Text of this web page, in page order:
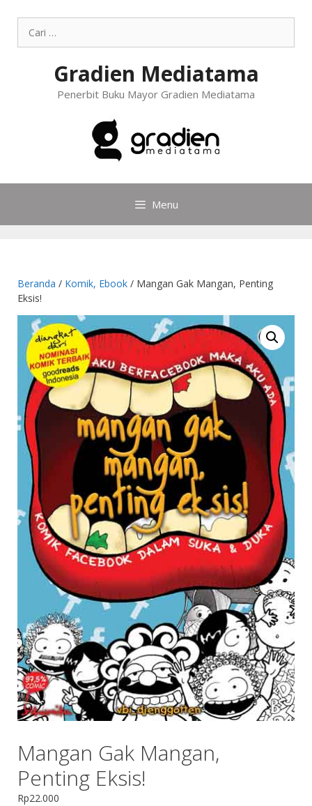
Gradien Mediatama
Penerbit Buku Mayor Gradien Mediatama
Menu
Beranda / Komik, Ebook / Mangan Gak Mangan, Penting
Eksis!
Mangan Gak Mangan,
Penting Eksis!
Rp22.000